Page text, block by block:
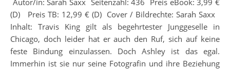
Autor/in: Sarah Saxx Seitenzahl: 436 Preis eBook: 3,99 €
(D) Preis TB: 12,99 € (D) Cover / Bildrechte: Sarah Saxx
Inhalt: Travis King gilt als begehrtester Junggeselle in
Chicago, doch leider hat er auch den Ruf, sich auf keine
feste Bindung einzulassen. Doch Ashley ist das egal.
Immerhin ist sie nur seine Fotografin und ihre Beziehung